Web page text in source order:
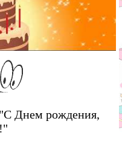
Днем рождения,